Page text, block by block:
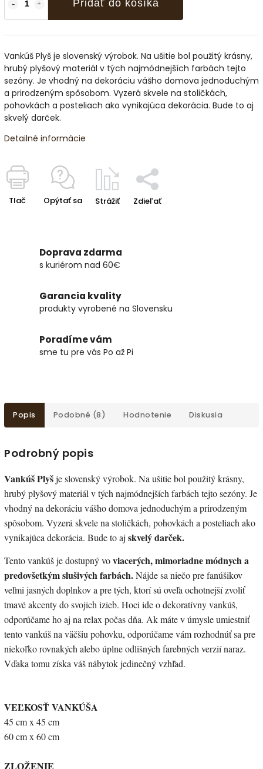
Pridať do košíka
Vankúš Plyš je slovenský výrobok. Na ušitie bol použitý krásny,
hrubý plyšový materiál v tých najmódnejších farbách tejto
sezóny. Je vhodný na dekoráciu vášho domova jednoduchým
a prirodzeným spôsobom. Vyzerá skvele na stoličkách,
pohovkách a posteliach ako vynikajúca dekorácia. Bude to aj
skvelý darček.
Detailné informácie
Tlač Opýtať sa Strážiť Zdieľať
Doprava zdarma
s kuriérom nad 60€
Garancia kvality
produkty vyrobené na Slovensku
Poradíme vám
sme tu pre vás Po až Pi
Popis Podobné (8) Hodnotenie Diskusia
Podrobný popis
Vankúš Plyšje slovenský výrobok. Na ušitie bol použitý krásny,
hrubý plyšový materiál v tých najmódnejších farbách tejto sezóny. Je
vhodný na dekoráciu vášho domova jednoduchým a prirodzeným
spôsobom. Vyzerá skvele na stoličkách, pohovkách a posteliach ako
vynikajúca dekorácia. Bude to aj skvelý darček.
Tento vankúš je dostupný voviacerých, mimoriadne módnych a
predovšetkým slušivých farbách.Nájde sa niečo pre fanúšikov
veľmi jasných doplnkov a pre tých, ktorí sú oveľa ochotnejší zvoliť
tmavé akcenty do svojich izieb. Hoci ide o dekoratívny vankúš,
odporúčame ho aj na relax počas dňa. Ak máte v úmysle umiestniť
tento vankúš na väčšiu pohovku, odporúčame vám rozhodnúť sa pre
niekoľko rovnakých alebo úplne odlišných farebných verzií naraz.
Vďaka tomu získa váš nábytok jedinečný vzhľad.
VEĽKOSŤ VANKÚŠA
45 cm x 45 cm
60 cm x 60 cm
ZLOŽENIE